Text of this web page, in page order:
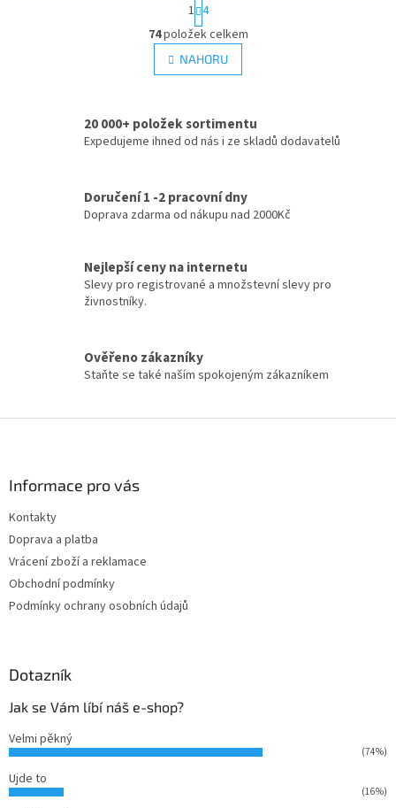
O
v
l
á
c
í
v
k
ý
p
i
t
r
á
n
k
á
n
1 4
74položek celkem
NAHORU
20 000+ položek sortimentu
Expedujeme ihned od nás i ze skladů dodavatelů
Doručení 1 -2 pracovní dny
Doprava zdarma od nákupu nad 2000Kč
Nejlepší ceny na internetu
Slevy pro registrované a množstevní slevy pro
živnostníky.
Ověřeno zákazníky
Staňte se také naším spokojeným zákazníkem
Informace pro vás
Kontakty
Doprava a platba
Vrácení zboží a reklamace
Obchodní podmínky
Podmínky ochrany osobních údajů
Dotazník
Jak se Vám líbí náš e-shop?
Velmi pěkný
(74%)
Ujde to
(16%)